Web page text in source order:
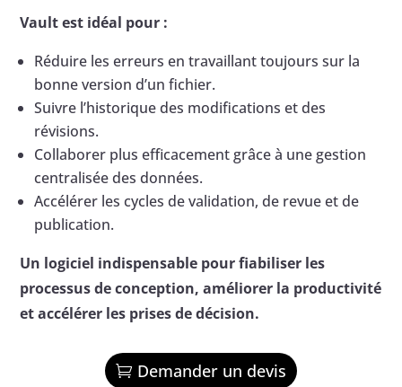
Vault est idéal pour :
Réduire les erreurs en travaillant toujours sur la
bonne version d’un fichier.
Suivre l’historique des modifications et des
révisions.
Collaborer plus efficacement grâce à une gestion
centralisée des données.
Accélérer les cycles de validation, de revue et de
publication.
Un logiciel indispensable pour fiabiliser les
processus de conception, améliorer la productivité
et accélérer les prises de décision.
Demander un devis